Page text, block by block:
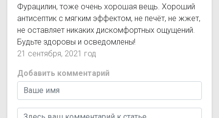
Фурацилин, тоже очень хорошая вещь. Хороший
антисептик с мягким эффектом, не печёт, не жжет,
не оставляет никаких дискомфортных ощущений.
Будьте здоровы и осведомлены!
21 сентября, 2021 год
Добавить комментарий